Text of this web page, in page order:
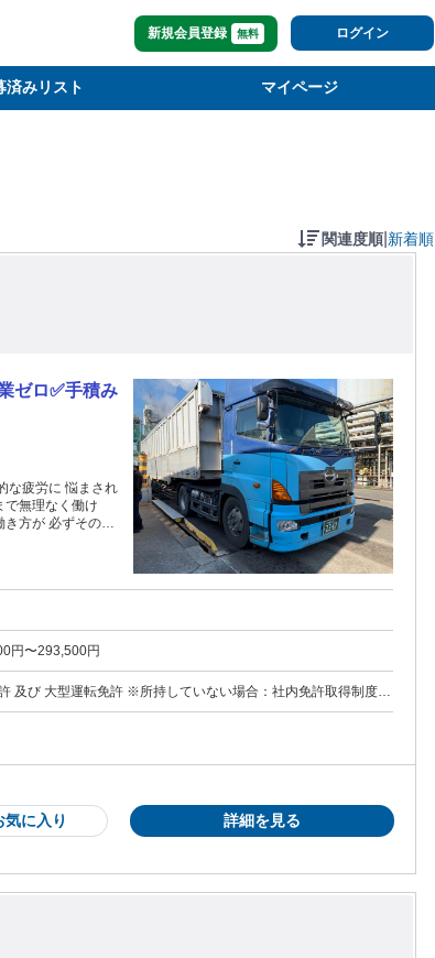
新規会員登録 無料 ログイン
済みリスト マイページ
関連度順 新着順
ゼロ✅手積み
き方が 必ずそのお
心感✨ ✅️未経験
度など 手厚い福
【 給与 】月
休二日制（年間
【仕事内
木材チップ等）
与: 月給：263,000円〜293,500円
不問 ・若手活躍中 ・中高年、シニア世代も多数活躍中！ ・ハ
気に入り 詳細を見る